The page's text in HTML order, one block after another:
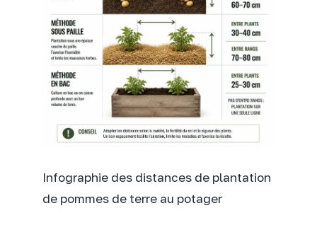
Infographie des distances de plantation
de pommes de terre au potager